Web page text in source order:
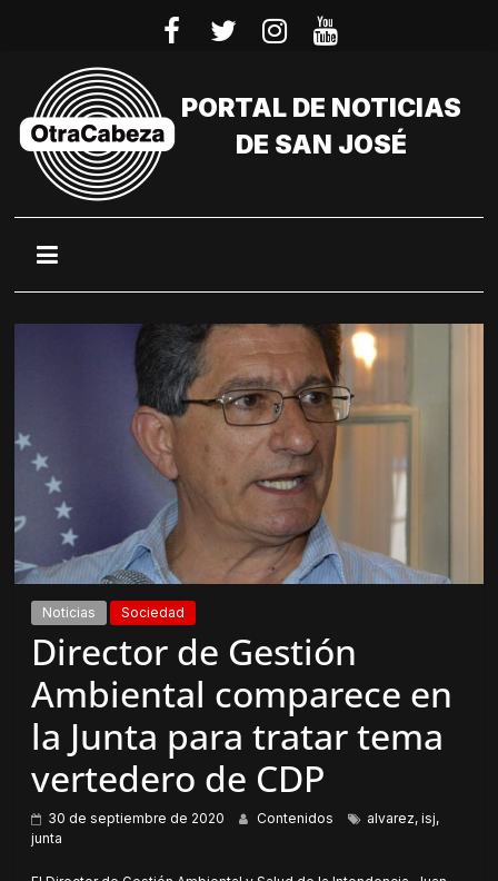
PORTAL DE NOTICIAS
DE SAN JOSÉ
Noticias Sociedad
Director de Gestión
Ambiental comparece en
la Junta para tratar tema
vertedero de CDP
30 de septiembre de 2020 Contenidos alvarez,isj,
junta